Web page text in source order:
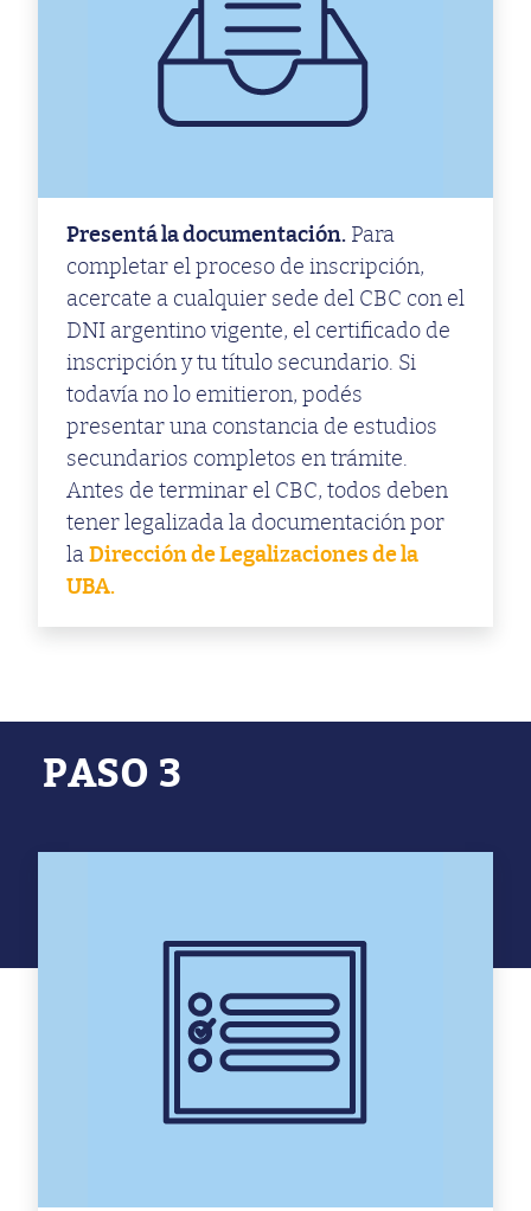
Presentá la documentación. Para
completar el proceso de inscripción,
acercate a cualquier sede del CBC con el
DNI argentino vigente, el certificado de
inscripción y tu título secundario. Si
todavía no lo emitieron, podés
presentar una constancia de estudios
secundarios completos en trámite.
Antes de terminar el CBC, todos deben
tener legalizada la documentación por
la Dirección de Legalizaciones de la
UBA.
PASO 3